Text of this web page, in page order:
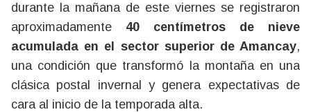
durante la mañana de este viernes se registraron
aproximadamente 40 centímetros de nieve
acumulada en el sector superior de Amancay,
una condición que transformó la montaña en una
clásica postal invernal y genera expectativas de
cara al inicio de la temporada alta.